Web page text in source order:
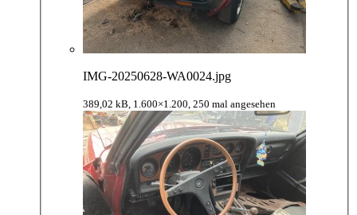
IMG-20250628-WA0024.jpg
389,02 kB, 1.600×1.200, 250 mal angesehen